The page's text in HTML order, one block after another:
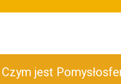
Czym jest